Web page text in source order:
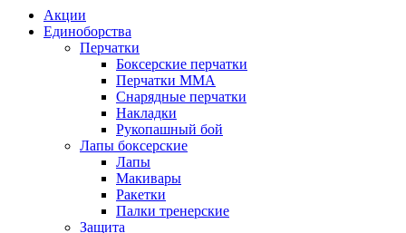
Акции
Единоборства
Перчатки
Боксерские перчатки
Перчатки ММА
Снарядные перчатки
Накладки
Рукопашный бой
Лапы боксерские
Лапы
Макивары
Ракетки
Палки тренерские
Защита